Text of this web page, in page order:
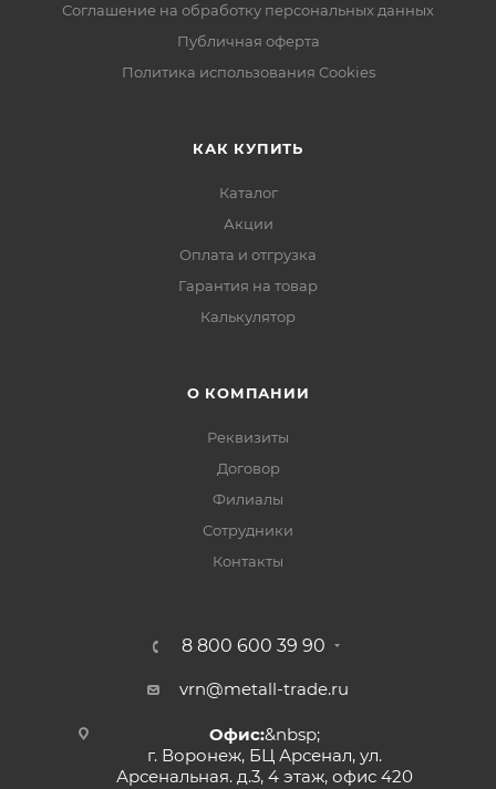
Соглашение на обработку персональных данных
Публичная оферта
Политика использования Cookies
КАК КУПИТЬ
Каталог
Акции
Оплата и отгрузка
Гарантия на товар
Калькулятор
О КОМПАНИИ
Реквизиты
Договор
Филиалы
Сотрудники
Контакты
8 800 600 39 90
vrn@metall-trade.ru
Офис:&nbsp;
г. Воронеж, БЦ Арсенал, ул.
Арсенальная. д.3, 4 этаж, офис 420